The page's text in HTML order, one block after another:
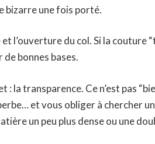
bizarre une fois porté.
l’ouverture du col. Si la couture
de bonnes bases.
la transparence. Ce n’est pas
et vous obliger à chercher
un peu plus dense ou une